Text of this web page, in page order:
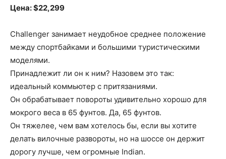
Цена: $22,299
Challenger занимает неудобное среднее положение
между спортбайками и большими туристическими
моделями.
Принадлежит ли он к ним? Назовем это так:
идеальный коммьютер с притязаниями.
Он обрабатывает повороты удивительно хорошо для
мокрого веса в 65 фунтов. Да, 65 фунтов.
Он тяжелее, чем вам хотелось бы, если вы хотите
делать вилочные развороты, но на шоссе он держит
дорогу лучше, чем огромные Indian.